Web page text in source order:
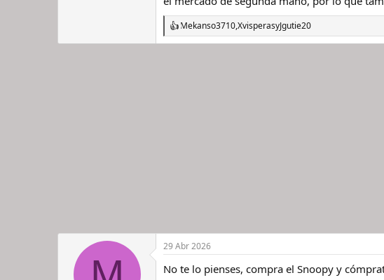
R
e
Mekanso3710,XvisperasyJgutie20
29 Abr 2026
No te lo pienses, compra el Snoopy y